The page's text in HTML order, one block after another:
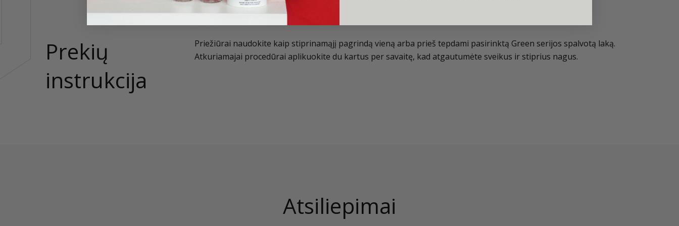
Prekių
instrukcija
Priežiūrai naudokite kaip stiprinamąjį pagrindą vieną arba prieš tepdami pasirinktą Green serijos spalvotą laką.
Atkuriamajai procedūrai aplikuokite du kartus per savaitę, kad atgautumėte sveikus ir stiprius nagus.
Atsiliepimai